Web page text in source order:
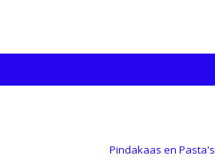
Pindakaas en Pasta's